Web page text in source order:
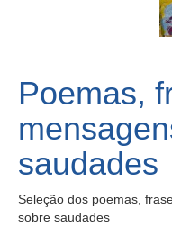
Poemas,
saudades
Seleção dos poemas,
sobre saudades